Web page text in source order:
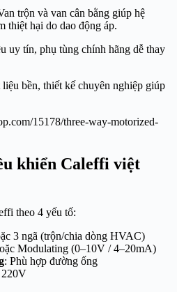
trộn và van cân bằng giúp hệ
thiệt hại do dao động áp.
uy tín, phụ tùng chính hãng dễ thay
liệu bền, thiết kế chuyên nghiệp giúp
khiển Caleffi việt
theo 4 yếu tố:
3 ngã (trộn/chia dòng HVAC)
Modulating (0–10V / 4–20mA)
: Phù hợp đường ống
220V